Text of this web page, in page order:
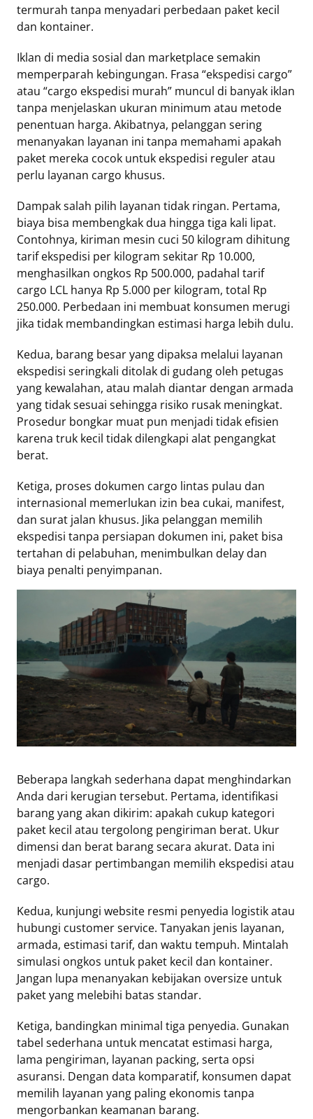
termurah tanpa menyadari perbedaan paket kecil
dan kontainer.
Iklan di media sosial dan marketplace semakin
memperparah kebingungan. Frasa “ekspedisi cargo”
atau “cargo ekspedisi murah” muncul di banyak iklan
tanpa menjelaskan ukuran minimum atau metode
penentuan harga. Akibatnya, pelanggan sering
menanyakan layanan ini tanpa memahami apakah
paket mereka cocok untuk ekspedisi reguler atau
perlu layanan cargo khusus.
Dampak salah pilih layanan tidak ringan. Pertama,
biaya bisa membengkak dua hingga tiga kali lipat.
Contohnya, kiriman mesin cuci 50 kilogram dihitung
tarif ekspedisi per kilogram sekitar Rp 10.000,
menghasilkan ongkos Rp 500.000, padahal tarif
cargo LCL hanya Rp 5.000 per kilogram, total Rp
250.000. Perbedaan ini membuat konsumen merugi
jika tidak membandingkan estimasi harga lebih dulu.
Kedua, barang besar yang dipaksa melalui layanan
ekspedisi seringkali ditolak di gudang oleh petugas
yang kewalahan, atau malah diantar dengan armada
yang tidak sesuai sehingga risiko rusak meningkat.
Prosedur bongkar muat pun menjadi tidak efisien
karena truk kecil tidak dilengkapi alat pengangkat
berat.
Ketiga, proses dokumen cargo lintas pulau dan
internasional memerlukan izin bea cukai, manifest,
dan surat jalan khusus. Jika pelanggan memilih
ekspedisi tanpa persiapan dokumen ini, paket bisa
tertahan di pelabuhan, menimbulkan delay dan
biaya penalti penyimpanan.
Beberapa langkah sederhana dapat menghindarkan
Anda dari kerugian tersebut. Pertama, identifikasi
barang yang akan dikirim: apakah cukup kategori
paket kecil atau tergolong pengiriman berat. Ukur
dimensi dan berat barang secara akurat. Data ini
menjadi dasar pertimbangan memilih ekspedisi atau
cargo.
Kedua, kunjungi website resmi penyedia logistik atau
hubungi customer service. Tanyakan jenis layanan,
armada, estimasi tarif, dan waktu tempuh. Mintalah
simulasi ongkos untuk paket kecil dan kontainer.
Jangan lupa menanyakan kebijakan oversize untuk
paket yang melebihi batas standar.
Ketiga, bandingkan minimal tiga penyedia. Gunakan
tabel sederhana untuk mencatat estimasi harga,
lama pengiriman, layanan packing, serta opsi
asuransi. Dengan data komparatif, konsumen dapat
memilih layanan yang paling ekonomis tanpa
mengorbankan keamanan barang.